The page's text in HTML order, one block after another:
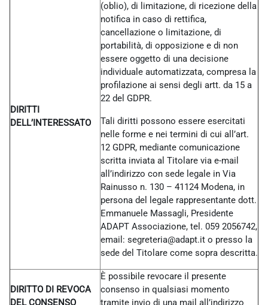
DIRITTI
DELL’INTERESSATO
(oblio), di limitazione, di ricezione della
notifica in caso di rettifica,
cancellazione o limitazione, di
portabilità, di opposizione e di non
essere oggetto di una decisione
individuale automatizzata, compresa la
profilazione ai sensi degli artt. da 15 a
22 del GDPR.
Tali diritti possono essere esercitati
nelle forme e nei termini di cui all’art.
12 GDPR, mediante comunicazione
scritta inviata al Titolare via e-mail
all’indirizzo con sede legale in Via
Rainusso n. 130 – 41124 Modena, in
persona del legale rappresentante dott.
Emmanuele Massagli, Presidente
ADAPT Associazione, tel. 059 2056742,
email: segreteria@adapt.it o presso la
sede del Titolare come sopra descritta.
DIRITTO DI REVOCA
DEL CONSENSO
È possibile revocare il presente
consenso in qualsiasi momento
tramite invio di una mail all’indirizzo